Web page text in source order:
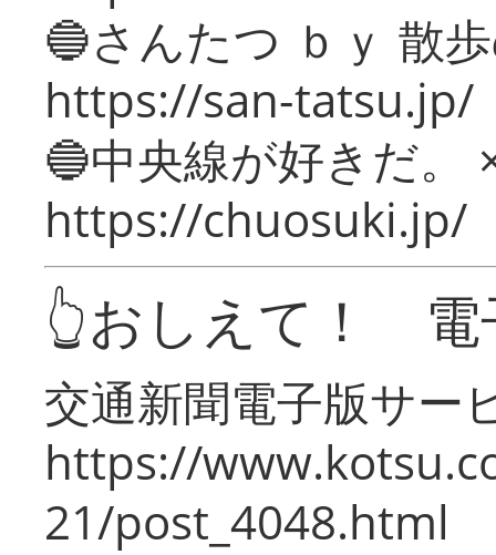
🔵さんたつ ｂｙ 散
https://san-tatsu.jp/
🔵中央線が好きだ。
https://chuosuki.jp/
👆おしえて！ 電
交通新聞電子版サー
https://
21/post_4048.html